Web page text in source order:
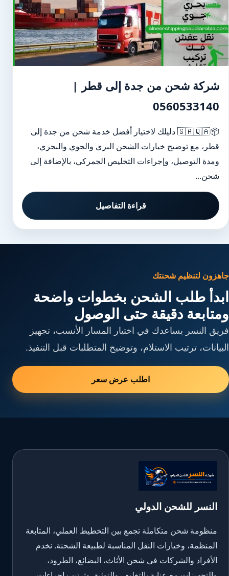
شركة شحن من جدة إلى قطر |
0560533140
📦🇸🇦🇶🇦 دليلك لاختيار أفضل خدمة شحن من جدة إلى
قطر، مع توضيح خيارات الشحن البري والجوي والبحري،
ومدة التوصيل، وإجراءات التخليص الجمركي، بالإضافة إلى
شحن...
قراءة التفاصيل
جاهزون لتنظيم شحنتك
ابدأ طلب الشحن بخطوات واضحة
ومتابعة دقيقة حتى الوصول
فريق النسر يساعدك في اختيار المسار الأنسب، تجهيز
البيانات، ترتيب الاستلام، وتوضيح المتطلبات قبل التنفيذ.
اطلب عرض سعر
النسر للشحن الدولي
منظومة شحن متكاملة تجمع بين التخطيط العملي، المتابعة
المنظمة، وخيارات النقل المناسبة لطبيعة الشحنة. نخدم
الأفراد والشركات في شحن الأثاث، البضائع، الطرود،